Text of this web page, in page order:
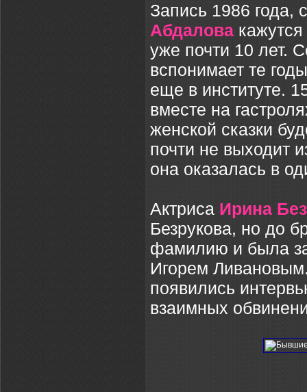
Запись 1986 года,
Абдалова
уже почти 10 лет.
вспонимает те
еще в институте.
вместе на
женской сказки
почти не выходит
она оказалась в
Актриса Ирина
Безрукова, но до
фамилию и была
Игорем
появились
взаимных